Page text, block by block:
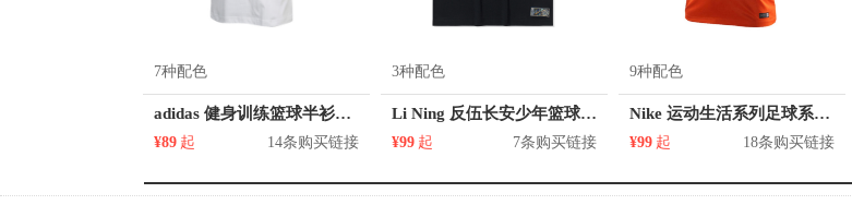
7种配色
adidas 健身训练篮球半衫卡通漫画圆领印花短袖T恤 FW4967
¥89 起 14条购买链接
3种配色
Li Ning 反伍长安少年篮球系列印花圆领短袖T恤 AHSQ907
¥99 起 7条购买链接
9种配色
Nike 运动生活系列足球系列Dri-FIT撞色圆领短袖T恤 608023
¥99 起 18条购买链接